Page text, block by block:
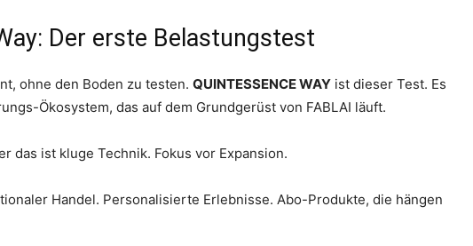
Der erste Belastungstest
ohne den Boden zu testen. QUINTESSENCE WAY ist dieser Test. Es
Ökosystem, das auf dem Grundgerüst von FABLAI läuft.
das ist kluge Technik. Fokus vor Expansion.
Handel. Personalisierte Erlebnisse. Abo-Produkte, die hängen